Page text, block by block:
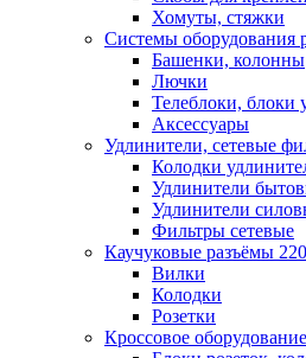
Хомуты, стяжки
Системы оборудования
Башенки, колонны
Лючки
Телеблоки, блоки
Аксессуары
Удлинители, сетевые
Колодки
Удлинители
Удлинители
Фильтры сетевые
Каучуковые разъёмы
Вилки
Колодки
Розетки
Кроссовое оборудование